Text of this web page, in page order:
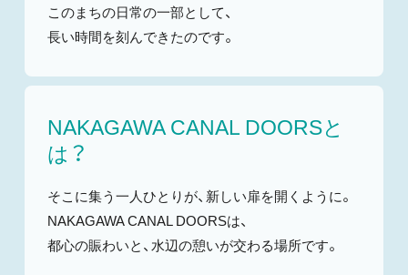
このまちの日常の一部として、
長い時間を刻んできたのです。
NAKAGAWA CANAL DOORSと
は？
そこに集う一人ひとりが、新しい扉を開くように。
NAKAGAWA CANAL DOORSは、
都心の賑わいと、水辺の憩いが交わる場所です。